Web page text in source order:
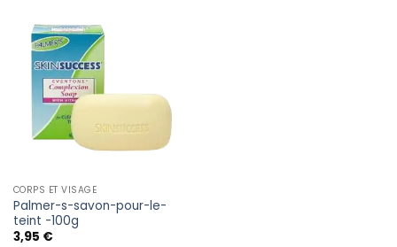
CORPS ET VISAGE
Palmer-s-savon-pour-le-
teint -100g
3,95 €